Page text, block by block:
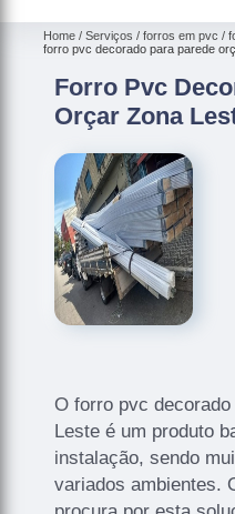
Home Serviços forros em pvc
forro pvc decorado para parede
Forro Pvc
Orçar Zona
O forro pvc
Leste é um produto
instalação, sendo
variados ambientes.